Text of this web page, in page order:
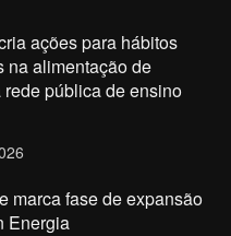
ações para hábitos
na alimentação de
pública de ensino
marca fase de expansão
Energia